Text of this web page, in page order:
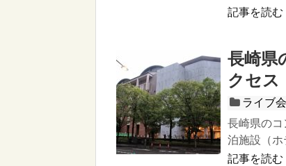
記事を読む
長崎県
クセス
ライブ
長崎県の
泊施設（ホ
記事を読む